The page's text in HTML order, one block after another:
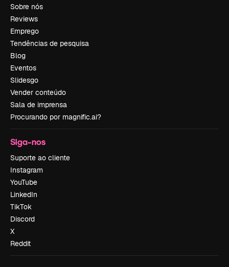
Sobre nós
Reviews
Emprego
Tendências de pesquisa
Blog
Eventos
Slidesgo
Vender conteúdo
Sala de imprensa
Procurando por magnific.ai?
Siga-nos
Suporte ao cliente
Instagram
YouTube
LinkedIn
TikTok
Discord
X
Reddit